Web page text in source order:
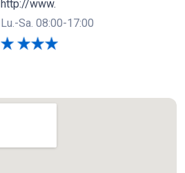
http://www.
Lu.-Sa. 08:00-17:00